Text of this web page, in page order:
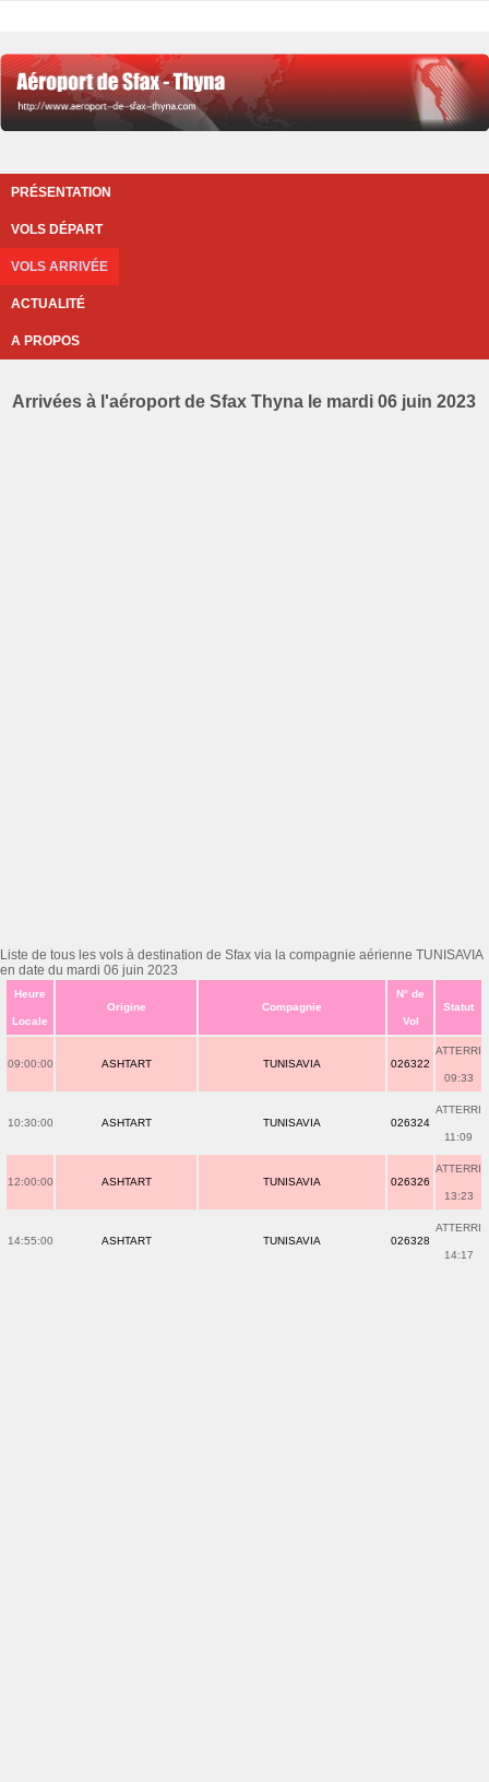
PRÉSENTATION
VOLS DÉPART
VOLS ARRIVÉE
ACTUALITÉ
A PROPOS
Arrivées à l'aéroport de Sfax Thyna le mardi 06 juin 2023
Liste de tous les vols à destination de Sfax via la compagnie aérienne TUNISAVIA
en date du mardi 06 juin 2023
Heure
Locale
Origine Compagnie
N° de
Vol
Statut
09:00:00 ASHTART TUNISAVIA 026322
ATTERRI
09:33
10:30:00 ASHTART TUNISAVIA 026324
ATTERRI
11:09
12:00:00 ASHTART TUNISAVIA 026326
ATTERRI
13:23
14:55:00 ASHTART TUNISAVIA 026328
ATTERRI
14:17